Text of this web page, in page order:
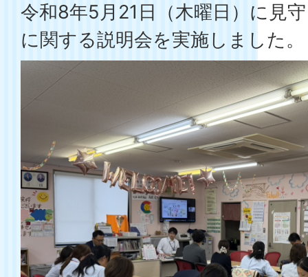
令和8年5月21日（木曜日）に見
に関する説明会を実施しました。